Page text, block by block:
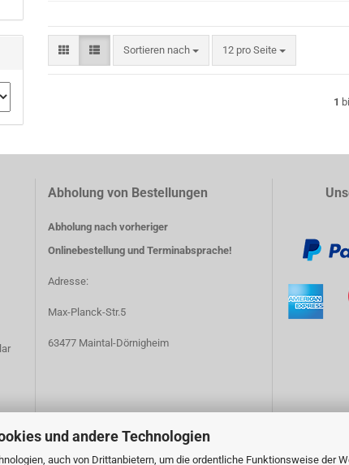
und andere Technologien
auch von Drittanbietern, um die ordentliche Funktionsweise der
Sortieren nach
Sortieren nach 12 pro Seite
pro Seite
1
Abholung von Bestellungen
Abholung nach vorheriger
Onlinebestellung und Terminabsprache!
Adresse:
Max-Planck-Str.5
63477 Maintal-Dörnigheim